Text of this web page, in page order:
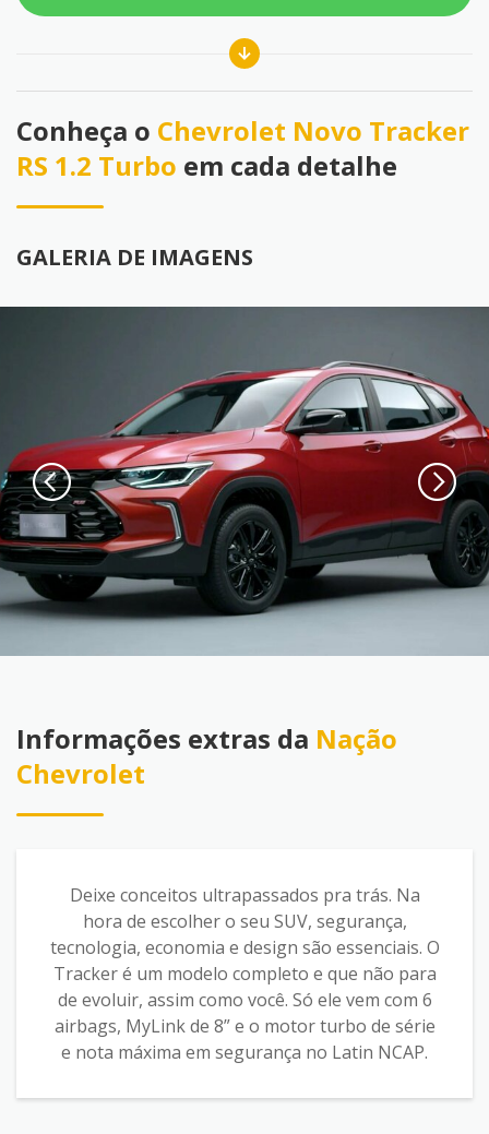
Conheça o Chevrolet Novo Tracker
RS 1.2 Turbo em cada detalhe
GALERIA DE IMAGENS
Informações extras da Nação
Chevrolet
Deixe conceitos ultrapassados pra trás. Na
hora de escolher o seu SUV, segurança,
tecnologia, economia e design são essenciais. O
Tracker é um modelo completo e que não para
de evoluir, assim como você. Só ele vem com 6
airbags, MyLink de 8” e o motor turbo de série
e nota máxima em segurança no Latin NCAP.